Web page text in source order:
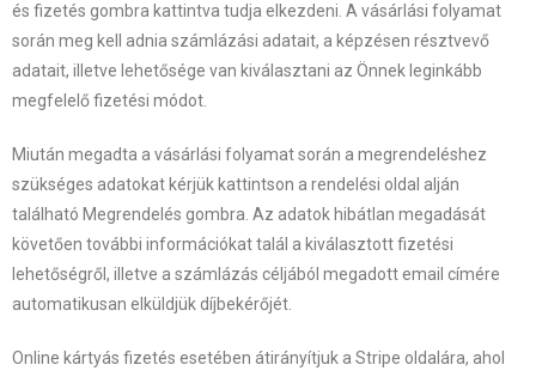
és fizetés gombra kattintva tudja elkezdeni. A vásárlási folyamat
során meg kell adnia számlázási adatait, a képzésen résztvevő
adatait, illetve lehetősége van kiválasztani az Önnek leginkább
megfelelő fizetési módot.
Miután megadta a vásárlási folyamat során a megrendeléshez
szükséges adatokat kérjük kattintson a rendelési oldal alján
található Megrendelés gombra. Az adatok hibátlan megadását
követően további információkat talál a kiválasztott fizetési
lehetőségről, illetve a számlázás céljából megadott email címére
automatikusan elküldjük díjbekérőjét.
Online kártyás fizetés esetében átirányítjuk a Stripe oldalára, ahol